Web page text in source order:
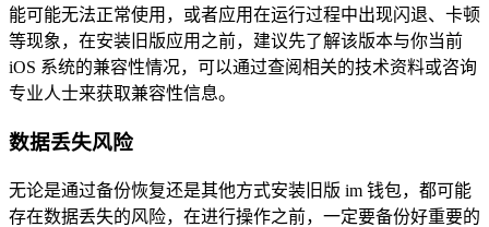
能可能无法正常使用，或者应用在运行过程中出现闪退、卡顿
等现象，在安装旧版应用之前，建议先了解该版本与你当前
iOS 系统的兼容性情况，可以通过查阅相关的技术资料或咨询
专业人士来获取兼容性信息。
数据丢失风险
无论是通过备份恢复还是其他方式安装旧版 im 钱包，都可能
存在数据丢失的风险，在进行操作之前，一定要备份好重要的